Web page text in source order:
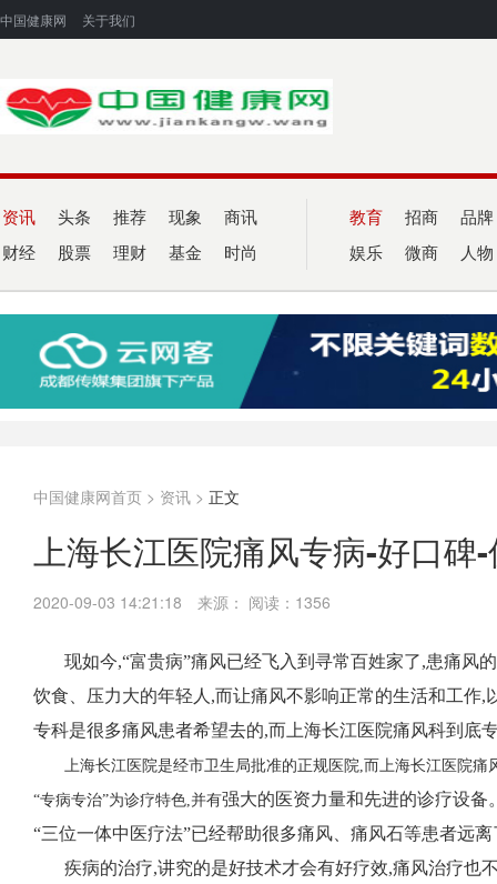
中国健康网 关于我们
资讯 头条 推荐 现象 商讯
财经 股票 理财 基金 时尚
教育 招商 品牌
娱乐 微商 人物
中国健康网首页 > 资讯 > 正文
上海长江医院痛风专病-好口碑
2020-09-03 14:21:18 来源： 阅读：1356
现如今,“富贵病”痛风已经飞入到寻常百姓家了,患痛风
饮食、压力大的年轻人,而让痛风不影响正常的生活和工作
专科是很多痛风患者希望去的,而上海长江医院痛风科到底
上海长江医院是经市卫生局批准的正规医院,而上海长江医院
“专病专治”为诊疗特色,并有强大的医资力量和先进的诊疗设
“三位一体中医疗法”已经帮助很多痛风、痛风石等患者远
疾病的治疗,讲究的是好技术才会有好疗效,痛风治疗也